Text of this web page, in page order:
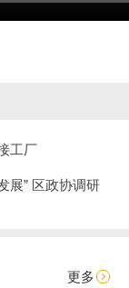
工厂
展” 区政协调研
更多